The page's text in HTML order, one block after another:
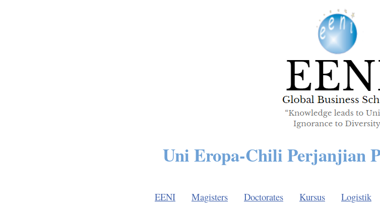
Uni Eropa-Chili Perjanjian
EENI Magisters Doctorates Kursus Logistik